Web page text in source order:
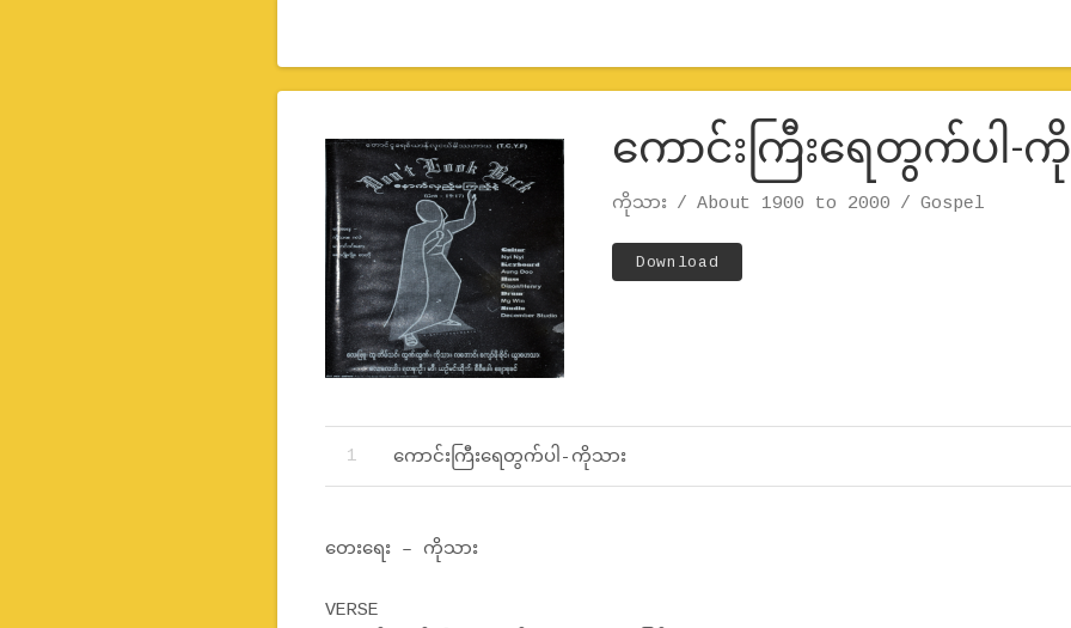
ကောင်းကြီးရေတွက်ပါ-
Record Details
Artist
ကိုသား
Release About 1900 to 2000
Genre Gospel
Track Links
Download
Record Tracklist
ကောင်းကြီးရေတွက်ပါ-ကိုသား
တေးရေး – ကိုသား
VERSE